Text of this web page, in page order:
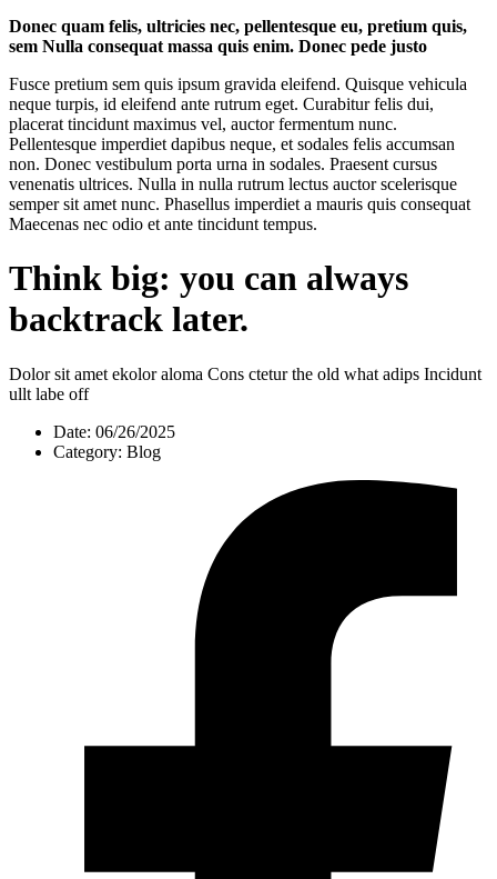
Donec quam felis, ultricies nec, pellentesque eu, pretium quis,
sem Nulla consequat massa quis enim. Donec pede justo
Fusce pretium sem quis ipsum gravida eleifend. Quisque vehicula
neque turpis, id eleifend ante rutrum eget. Curabitur felis dui,
placerat tincidunt maximus vel, auctor fermentum nunc.
Pellentesque imperdiet dapibus neque, et sodales felis accumsan
non. Donec vestibulum porta urna in sodales. Praesent cursus
venenatis ultrices. Nulla in nulla rutrum lectus auctor scelerisque
semper sit amet nunc. Phasellus imperdiet a mauris quis consequat
Maecenas nec odio et ante tincidunt tempus.
Think big: you can always
backtrack later.
Dolor sit amet ekolor aloma Cons ctetur the old what adips Incidunt
ullt labe off
Date: 06/26/2025
Category: Blog